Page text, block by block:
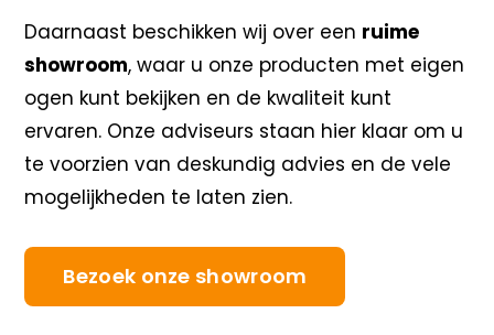
Daarnaast beschikken wij over een ruime
showroom, waar u onze producten met eigen
ogen kunt bekijken en de kwaliteit kunt
ervaren. Onze adviseurs staan hier klaar om u
te voorzien van deskundig advies en de vele
mogelijkheden te laten zien.
Bezoek onze showroom